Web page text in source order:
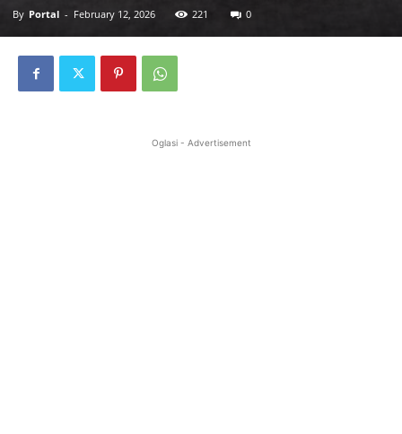
By Portal - February 12, 2026 221 0
Oglasi - Advertisement